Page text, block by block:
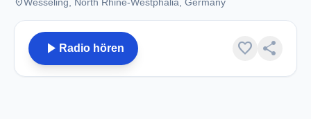
play_arrow Radio hören favorite share